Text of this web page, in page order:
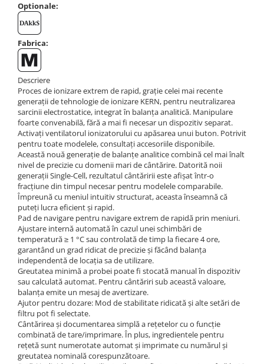
Optionale:
Fabrica:
Descriere
Proces de ionizare extrem de rapid, grație celei mai recente
generații de tehnologie de ionizare KERN, pentru neutralizarea
sarcinii electrostatice, integrat în balanța analitică. Manipulare
foarte convenabilă, fără a mai fi necesar un dispozitiv separat.
Activați ventilatorul ionizatorului cu apăsarea unui buton. Potrivit
pentru toate modelele, consultați accesoriile disponibile.
Această nouă generație de balanțe analitice combină cel mai înalt
nivel de precizie cu domenii mari de cântărire. Datorită noii
generații Single-Cell, rezultatul cântăririi este afișat într-o
fracțiune din timpul necesar pentru modelele comparabile.
Împreună cu meniul intuitiv structurat, aceasta înseamnă că
puteți lucra eficient și rapid.
Pad de navigare pentru navigare extrem de rapidă prin meniuri.
Ajustare internă automată în cazul unei schimbări de
temperatură ≥ 1 °C sau controlată de timp la fiecare 4 ore,
garantând un grad ridicat de precizie și făcând balanța
independentă de locația sa de utilizare.
Greutatea minimă a probei poate fi stocată manual în dispozitiv
sau calculată automat. Pentru cântăriri sub această valoare,
balanța emite un mesaj de avertizare.
Ajutor pentru dozare: Mod de stabilitate ridicată și alte setări de
filtru pot fi selectate.
Cântărirea și documentarea simplă a rețetelor cu o funcție
combinată de tare/imprimare. În plus, ingredientele pentru
rețetă sunt numerotate automat și imprimate cu numărul și
greutatea nominală corespunzătoare.